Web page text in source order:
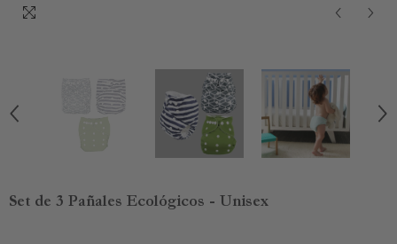
Set de 3 Pañales Ecológicos - Unisex